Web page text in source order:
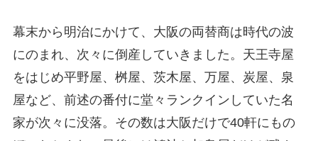
幕末から明治にかけて、大阪の両替商は時代の波
にのまれ、次々に倒産していきました。天王寺屋
をはじめ平野屋、桝屋、茨木屋、万屋、炭屋、泉
屋など、前述の番付に堂々ランクインしていた名
家が次々に没落。その数は大阪だけで40軒にもの